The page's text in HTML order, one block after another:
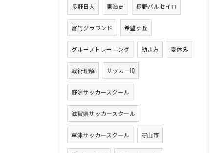
長野日大 東浩史 長野パルセイロ
富竹グラウンド 希望ヶ丘
グループトレーニング 動き方 夏休み
戦術理解 サッカーIQ
野洲サッカースクール
滋賀県サッカースクール
草津サッカースクール 守山市